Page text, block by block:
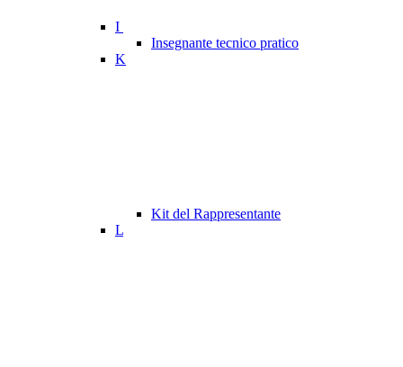
I
Insegnante tecnico pratico
K
Kit del Rappresentante
L